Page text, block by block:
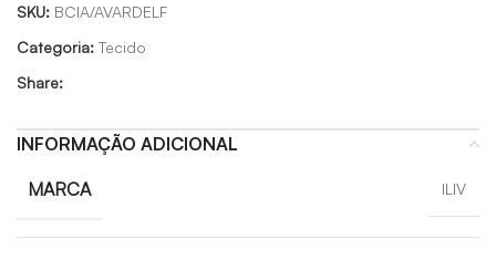
SKU: BCIA/AVARDELF
Categoria: Tecido
Share:
INFORMAÇÃO ADICIONAL
MARCA ILIV